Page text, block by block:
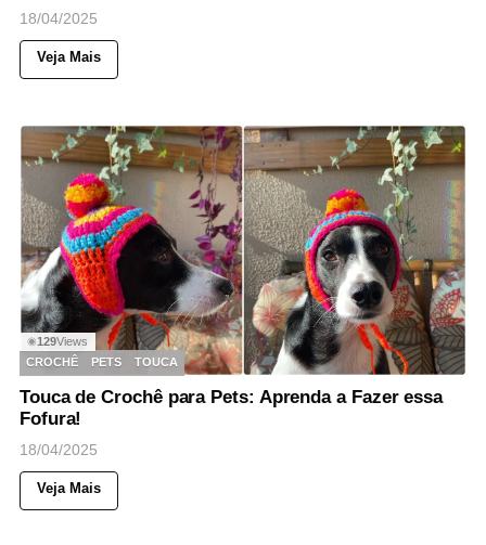
18/04/2025
Veja Mais
◉129Views
CROCHÊ
PETS TOUCA
Touca de Crochê para Pets: Aprenda a Fazer essa
Fofura!
18/04/2025
Veja Mais